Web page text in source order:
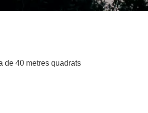
de 40 metres quadrats